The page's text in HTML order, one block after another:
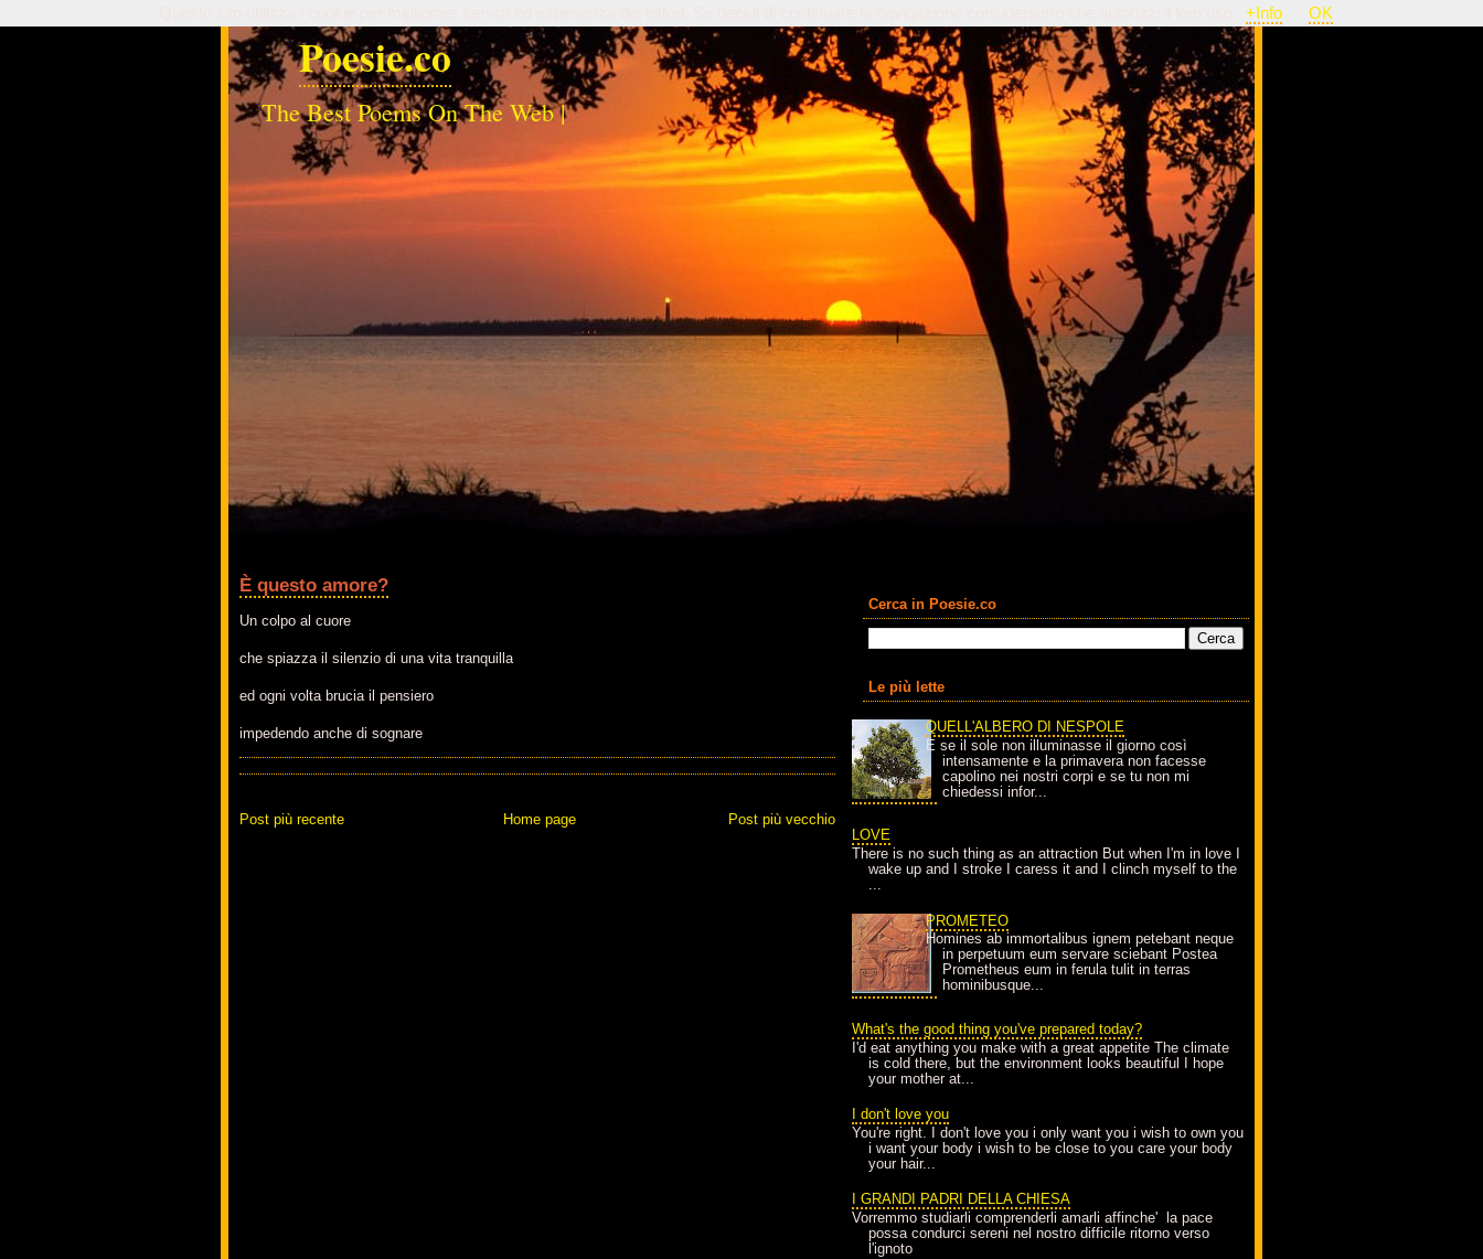
Poesie.co
The Best Poems On The Web |
È questo amore?
Un colpo al cuore
che spiazza il silenzio di una vita tranquilla
ed ogni volta brucia il pensiero
impedendo anche di sognare
Post più recente Post più vecchio
Home page
Cerca in Poesie.co
Le più lette
QUELL'ALBERO DI NESPOLE
E se il sole non illuminasse il giorno così
intensamente e la primavera non facesse
capolino nei nostri corpi e se tu non mi
chiedessi infor...
LOVE
There is no such thing as an attraction But when I'm in love I
wake up and I stroke I caress it and I clinch myself to the
...
PROMETEO
Homines ab immortalibus ignem petebant neque
in perpetuum eum servare sciebant Postea
Prometheus eum in ferula tulit in terras
hominibusque...
What's the good thing you've prepared today?
I'd eat anything you make with a great appetite The climate
is cold there, but the environment looks beautiful I hope
your mother at...
I don't love you
You're right. I don't love you i only want you i wish to own you
i want your body i wish to be close to you care your body
your hair...
I GRANDI PADRI DELLA CHIESA
Vorremmo studiarli comprenderli amarli affinche' la pace
possa condurci sereni nel nostro difficile ritorno verso
l'ignoto
+Info OK